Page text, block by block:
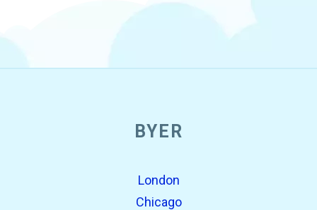
BYER
London
Chicago